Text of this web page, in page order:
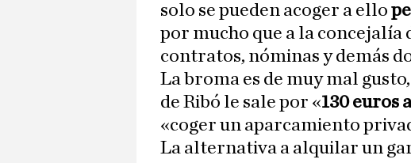
solo se pueden acoger a ello
por mucho que a la concejalía
contratos, nóminas y demás
La broma es de muy mal
de Ribó le sale por «130 euros
«coger un aparcamiento
La alternativa a alquilar un